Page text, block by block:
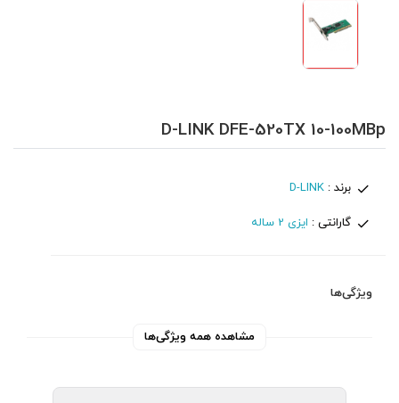
D-LINK DFE-520TX 10-100MBp
برند :D-LINK
گارانتی : ایزی 2 ساله
ویژگی‌ها
مشاهده همه ویژگی‌ها